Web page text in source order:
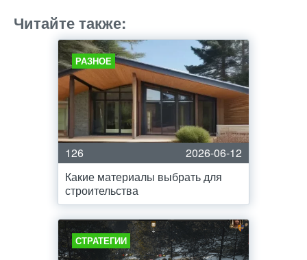
Читайте также:
РАЗНОЕ
126
2026-06-12
Какие материалы выбрать для
строительства
СТРАТЕГИИ